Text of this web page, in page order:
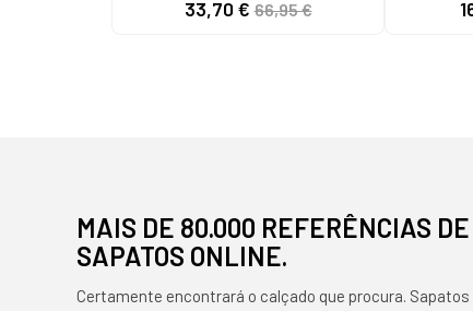
33,70 €66,95 €
MAIS DE 80.000 REFERÊNCIAS DE
SAPATOS ONLINE.
Certamente encontrará o calçado que procura. Sapatos